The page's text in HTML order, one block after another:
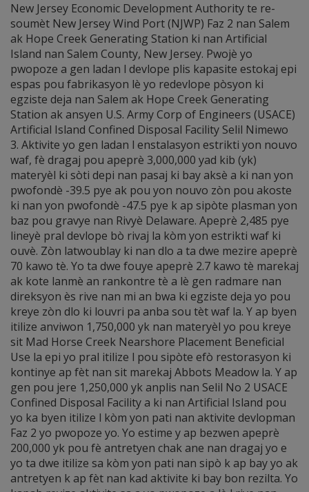
New Jersey Economic Development Authority te re-
soumèt New Jersey Wind Port (NJWP) Faz 2 nan Salem
ak Hope Creek Generating Station ki nan Artificial
Island nan Salem County, New Jersey. Pwojè yo
pwopoze a gen ladan l devlope plis kapasite estokaj epi
espas pou fabrikasyon lè yo redevlope pòsyon ki
egziste deja nan Salem ak Hope Creek Generating
Station ak ansyen U.S. Army Corp of Engineers (USACE)
Artificial Island Confined Disposal Facility Selil Nimewo
3. Aktivite yo gen ladan l enstalasyon estrikti yon nouvo
waf, fè dragaj pou apeprè 3,000,000 yad kib (yk)
materyèl ki sòti depi nan pasaj ki bay aksè a ki nan yon
pwofondè -39.5 pye ak pou yon nouvo zòn pou akoste
ki nan yon pwofondè -47.5 pye k ap sipòte plasman yon
baz pou gravye nan Rivyè Delaware. Apeprè 2,485 pye
lineyè pral devlope bò rivaj la kòm yon estrikti waf ki
ouvè. Zòn latwoublay ki nan dlo a ta dwe mezire apeprè
70 kawo tè. Yo ta dwe fouye apeprè 2.7 kawo tè marekaj
ak kote lanmè an rankontre tè a lè gen radmare nan
direksyon ès rive nan mi an bwa ki egziste deja yo pou
kreye zòn dlo ki louvri pa anba sou tèt waf la. Y ap byen
itilize anviwon 1,750,000 yk nan materyèl yo pou kreye
sit Mad Horse Creek Nearshore Placement Beneficial
Use la epi yo pral itilize l pou sipòte efò restorasyon ki
kontinye ap fèt nan sit marekaj Abbots Meadow la. Y ap
gen pou jere 1,250,000 yk anplis nan Selil No 2 USACE
Confined Disposal Facility a ki nan Artificial Island pou
yo ka byen itilize l kòm yon pati nan aktivite devlopman
Faz 2 yo pwopoze yo. Yo estime y ap bezwen apeprè
200,000 yk pou fè antretyen chak ane nan dragaj yo e
yo ta dwe itilize sa kòm yon pati nan sipò k ap bay yo ak
antretyen k ap fèt nan kad aktivite ki bay bon rezilta. Yo